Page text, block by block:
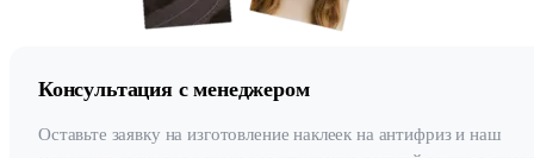
Консультация с менеджером
Оставьте заявку на изготовление наклеек на антифриз и наш